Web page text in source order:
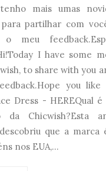
mais umas
para partilhar com
meu
I have some
to share with you
you like
Dress - HEREQual
da Chicwish?Esta
que a marca
nos EUA,...